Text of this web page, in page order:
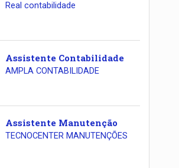
Real contabilidade
Assistente Contabilidade
AMPLA CONTABILIDADE
Assistente Manutenção
TECNOCENTER MANUTENÇÕES